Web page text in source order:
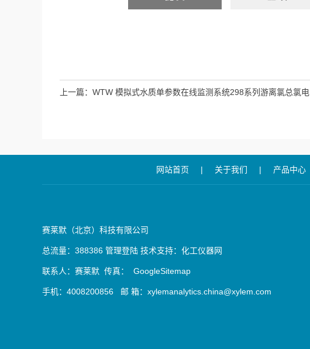
上一篇： WTW 模拟式水质单参数在线监测系统298系列游离氯总氯电
网站首页 | 关于我们 | 产品中心
赛莱默（北京）科技有限公司
总流量：388386 管理登陆 技术支持： 化工仪器网
联系人：赛莱默 传真： GoogleSitemap
手机：4008200856 邮 箱：xylemanalytics.china@xylem.com